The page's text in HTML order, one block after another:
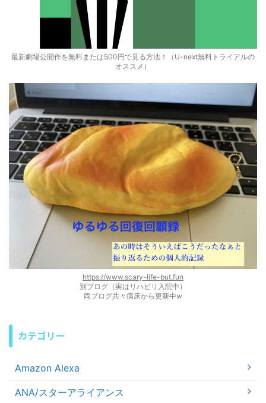
最新劇場公開作を無料または500円で見る方法！（U-next無料トライアルの
オススメ）
https://www.scary-life-but.fun
別ブログ（実はリハビリ入院中）
両ブログ共々病床から更新中w
カテゴリー
Amazon Alexa
ANA/スターアライアンス